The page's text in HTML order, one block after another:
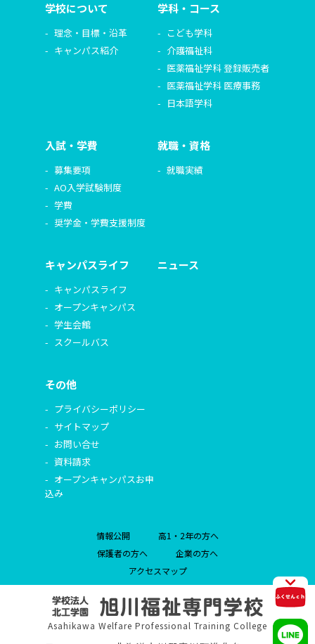
学校について
理念・目標・沿革
キャンパス紹介
学科・コース
こども学科
介護福祉科
医薬福祉学科 登録販売者
医薬福祉学科 医療事務
日本語学科
入試・学費
募集要項
AO入学試験制度
学費
奨学金・学費支援制度
就職・資格
就職実績
キャンパスライフ
キャンパスライフ
オープンキャンパス
学生会館
スクールバス
ニュース
その他
プライバシーポリシー
サイトマップ
お問い合せ
資料請求
オープンキャンパスお申
込み
情報公開
高1・2年の方へ
保護者の方へ
企業の方へ
アクセスマップ
Asahikawa Welfare Professional Training College